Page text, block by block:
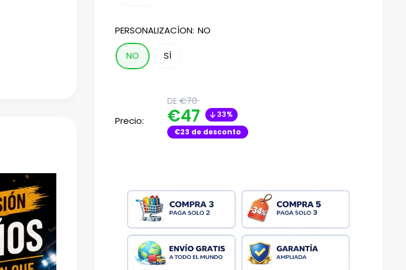
PERSONALIZACÍON: NO
NO SÍ
Precio:
DETranslation
missing:
es.product.general.regular_price
€70
Translation
missing:
€47
33%
€23 de desconto